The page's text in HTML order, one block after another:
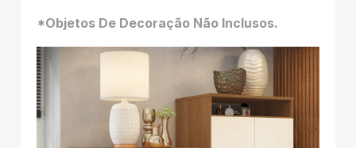
*Objetos De Decoração Não Inclusos.